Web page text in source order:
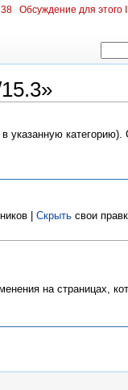
указанную
| Скрытьсвои
на страницах,
Обсуждение для этого